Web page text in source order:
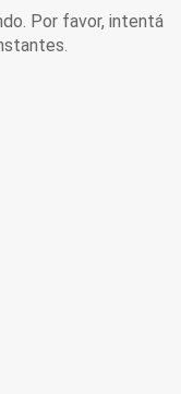
Por favor, intentá